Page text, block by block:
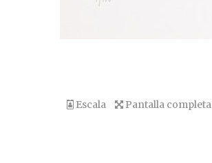
Escala Pantalla completa